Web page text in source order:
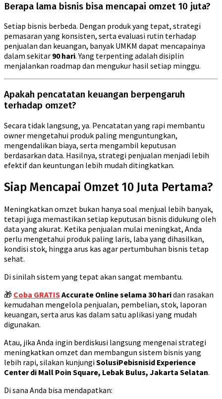
Berapa lama bisnis bisa mencapai omzet 10 juta?
Setiap bisnis berbeda. Dengan produk yang tepat, strategi
pemasaran yang konsisten, serta evaluasi rutin terhadap
penjualan dan keuangan, banyak UMKM dapat mencapainya
dalam sekitar 90 hari. Yang terpenting adalah disiplin
menjalankan roadmap dan mengukur hasil setiap minggu.
Apakah pencatatan keuangan berpengaruh
terhadap omzet?
Secara tidak langsung, ya. Pencatatan yang rapi membantu
owner mengetahui produk paling menguntungkan,
mengendalikan biaya, serta mengambil keputusan
berdasarkan data. Hasilnya, strategi penjualan menjadi lebih
efektif dan keuntungan lebih mudah ditingkatkan.
Siap Mencapai Omzet 10 Juta Pertama?
Meningkatkan omzet bukan hanya soal menjual lebih banyak,
tetapi juga memastikan setiap keputusan bisnis didukung oleh
data yang akurat. Ketika penjualan mulai meningkat, Anda
perlu mengetahui produk paling laris, laba yang dihasilkan,
kondisi stok, hingga arus kas agar pertumbuhan bisnis tetap
sehat.
Di sinilah sistem yang tepat akan sangat membantu.
🎁 Coba GRATISAccurate Online selama 30 haridan rasakan
kemudahan mengelola penjualan, pembelian, stok, laporan
keuangan, serta arus kas dalam satu aplikasi yang mudah
digunakan.
Atau, jika Anda ingin berdiskusi langsung mengenai strategi
meningkatkan omzet dan membangun sistem bisnis yang
lebih rapi, silakan kunjungiSolusiPebisnisid Experience
Center di Mall Poin Square, Lebak Bulus, Jakarta Selatan.
Di sana Anda bisa mendapatkan: